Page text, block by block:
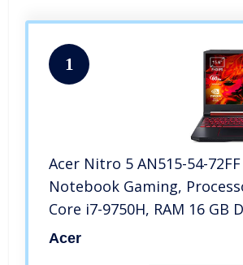
1
Acer Nitro 5 AN515-54-72FF
Notebook Gaming,
Core i7-9750H, RAM 16 GB
1024GB PCIe NVMe SSD,
Acer